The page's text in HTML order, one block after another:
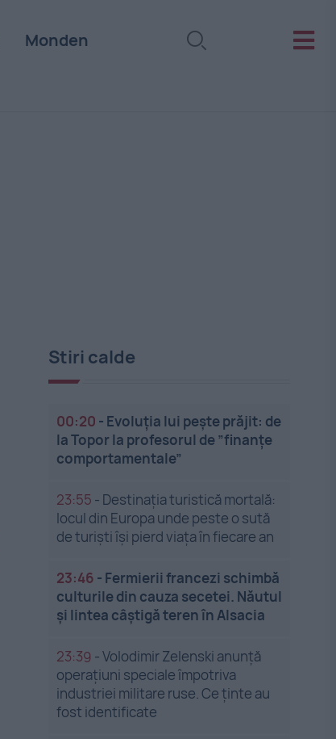
Monden
Stiri calde
00:20 - Evoluția lui pește prăjit: de
la Topor la profesorul de ”finanțe
comportamentale”
23:55 - Destinația turistică mortală:
locul din Europa unde peste o sută
de turiști își pierd viața în fiecare an
23:46 - Fermierii francezi schimbă
culturile din cauza secetei. Năutul
și lintea câștigă teren în Alsacia
23:39 -Volodimir Zelenski anunță
operațiuni speciale împotriva
industriei militare ruse. Ce ținte au
fost identificate